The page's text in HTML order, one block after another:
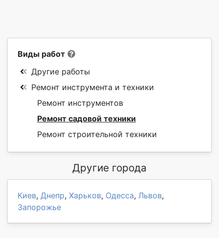
Виды работ
Другие работы
Ремонт инструмента и техники
Ремонт инструментов
Ремонт садовой техники
Ремонт строительной техники
Другие города
Киев, Днепр, Харьков, Одесса, Львов,
Запорожье